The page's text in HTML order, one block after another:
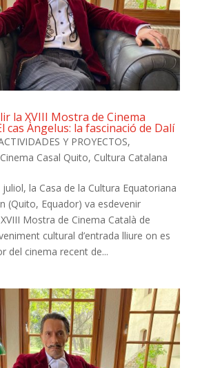
la XVIII Mostra de Cinema
cas Àngelus: la fascinació de Dalí
Y PROYECTOS,
Cinema Casal Quito, Cultura Catalana
la Casa de la Cultura Equatoriana
(Quito, Equador) va esdevenir
Mostra de Cinema Català de
cultural d’entrada lliure on es
del cinema recent de...